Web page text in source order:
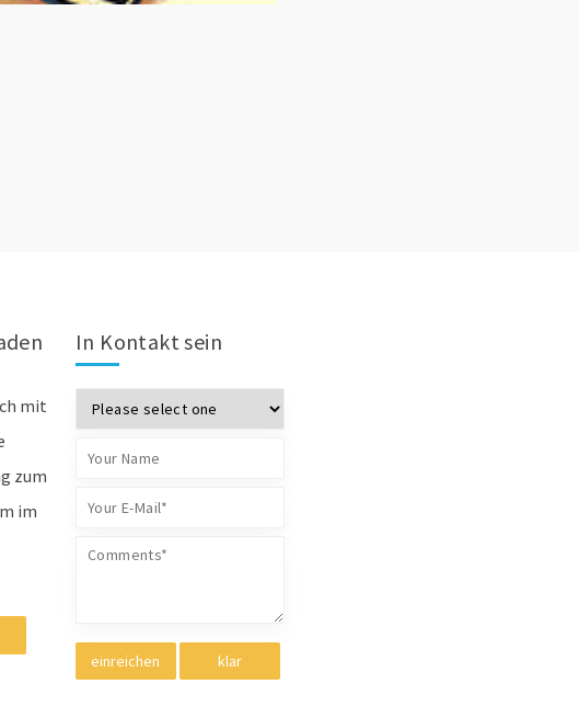
mit
zum
im
In Kontakt sein
einreichen klar